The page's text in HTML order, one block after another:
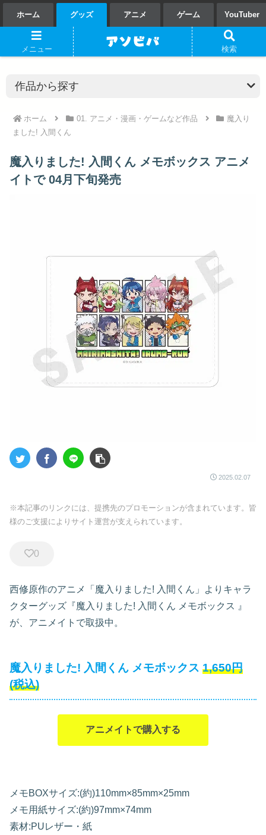
ホーム グッズ アニメ ゲーム YouTuber
ホーム 01. アニメ・漫画・ゲームなど作品
魔入り
ました! 入間くん
魔入りました! 入間くん メモボックス アニメ
イトで 04月下旬発売
2025.02.07
※本記事のリンクには、提携先のプロモーションが含まれています。皆
様のご支援によりサイト運営が支えられています。
0
西修原作のアニメ「魔入りました! 入間くん」よりキャラ
クターグッズ『魔入りました! 入間くん メモボックス 』
が、アニメイトで取扱中。
魔入りました! 入間くん メモボックス 1,650円
(税込)
アニメイトで購入する
メモBOXサイズ:(約)110mm×85mm×25mm
メモ用紙サイズ:(約)97mm×74mm
素材:PUレザー・紙
メニュー 検索